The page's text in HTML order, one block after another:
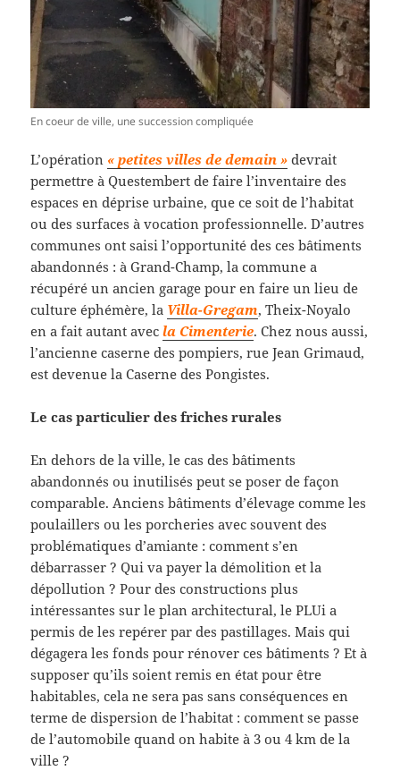
En coeur de ville, une succession compliquée
L’opération « petites villes de demain » devrait
permettre à Questembert de faire l’inventaire des
espaces en déprise urbaine, que ce soit de l’habitat
ou des surfaces à vocation professionnelle. D’autres
communes ont saisi l’opportunité des ces bâtiments
abandonnés : à Grand-Champ, la commune a
récupéré un ancien garage pour en faire un lieu de
culture éphémère, la Villa-Gregam, Theix-Noyalo
en a fait autant avecla Cimenterie. Chez nous aussi,
l’ancienne caserne des pompiers, rue Jean Grimaud,
est devenue la Caserne des Pongistes.
Le cas particulier des friches rurales
En dehors de la ville, le cas des bâtiments
abandonnés ou inutilisés peut se poser de façon
comparable. Anciens bâtiments d’élevage comme les
poulaillers ou les porcheries avec souvent des
problématiques d’amiante : comment s’en
débarrasser ? Qui va payer la démolition et la
dépollution ? Pour des constructions plus
intéressantes sur le plan architectural, le PLUi a
permis de les repérer par des pastillages. Mais qui
dégagera les fonds pour rénover ces bâtiments ? Et à
supposer qu’ils soient remis en état pour être
habitables, cela ne sera pas sans conséquences en
terme de dispersion de l’habitat : comment se passe
de l’automobile quand on habite à 3 ou 4 km de la
ville ?